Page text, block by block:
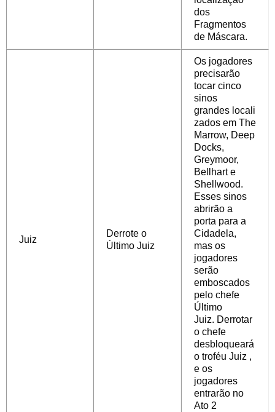
dos
Fragmentos
de Máscara.
Juiz
Derrote o
Último Juiz
Os jogadores
precisarão
tocar cinco
sinos
grandes locali
zados em The
Marrow, Deep
Docks,
Greymoor,
Bellhart e
Shellwood.
Esses sinos
abrirão a
porta para a
Cidadela,
mas os
jogadores
serão
emboscados
pelo chefe
Último
Juiz. Derrotar
o chefe
desbloqueará
o troféu Juiz ,
e os
jogadores
entrarão no
Ato 2